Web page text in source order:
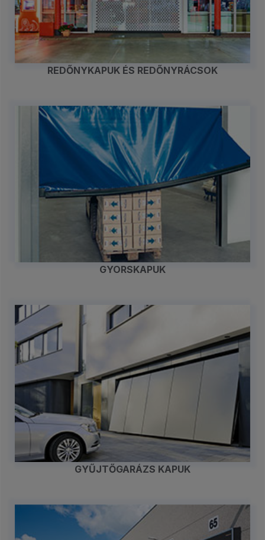
REDŐNYKAPUK ÉS REDŐNYRÁCSOK
GYORSKAPUK
GYŰJTŐGARÁZS KAPUK